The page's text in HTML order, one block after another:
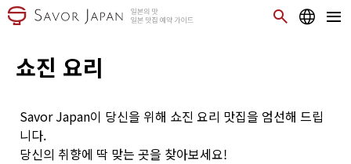
쇼진 요리
Savor Japan이 당신을 위해 쇼진 요리 맛집을 엄선해 드립
니다.
당신의 취향에 딱 맞는 곳을 찾아보세요!